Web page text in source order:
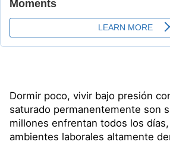
millones enfrentan todos los días,
ambientes laborales altamente
Especialistas señalan que cuando
permanece durante largos